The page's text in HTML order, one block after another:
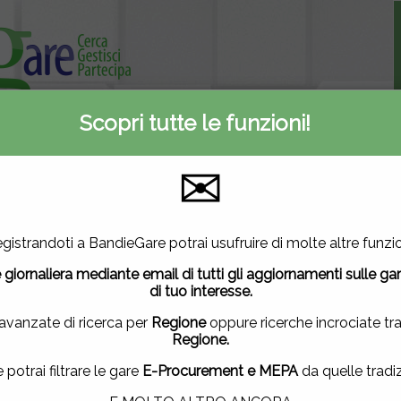
Informativa privacy
utilizza cookie di terze parti per migliorare la tua esperienza
vuoi saperne di piùclicca qui.
questa finestra, scorrendo questa pagina, cliccando su
la navigazione in altra maniera, acconsenti all'uso dei
NON ACCETTO
Scopri tutte le funzioni!
✉
a BandieGare potrai usufruire di molte altre
giornaliera mediante email di tutti gli aggiornamenti sulle
di tuo interesse.
di ricerca per Regioneoppure ricerche incrociate tra
Regione.
potrai filtrare le gare E-Procurement e MEPAda quelle
Contattaci
2923
Mercato elettronico
18
Nuove gare